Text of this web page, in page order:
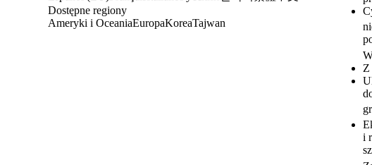
Dostępne regiony
Ameryki i OceaniaEuropaKoreaTajwan
Z
i